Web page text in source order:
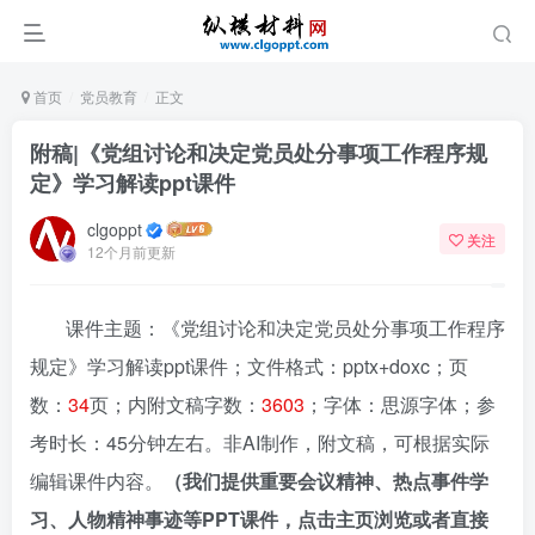
首页 党员教育 正文
附稿|《党组讨论和决定党员处分事项工作程序规
定》学习解读ppt课件
clgoppt
12个月前更新
关注
课件主题：《党组讨论和决定党员处分事项工作程序
规定》学习解读ppt课件；文件格式：pptx+doxc；页
数： 34页；内附文稿字数： 3603 ；字体：思源字体；参
考时长：45分钟左右。非AI制作，附文稿，可根据实际
编辑课件内容。
（我们提供重要会议精神、热点事件学
习、人物精神事迹等PPT课件，点击主页浏览或者直接